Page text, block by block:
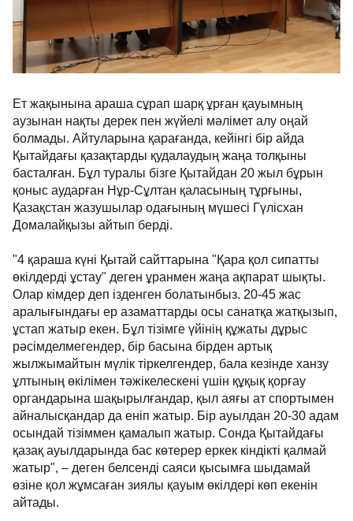
Ет жақынына араша сұрап шарқ ұрған қауымның
аузынан нақты дерек пен жүйелі мәлімет алу оңай
болмады. Айтуларына қарағанда, кейінгі бір айда
Қытайдағы қазақтарды қудалаудың жаңа толқыны
басталған. Бұл туралы бізге Қытайдан 20 жыл бұрын
қоныс аударған Нұр-Сұлтан қаласының тұрғыны,
Қазақстан жазушылар одағының мүшесі Гүлісхан
Домалайқызы айтып берді.
"4 қараша күні Қытай сайттарына "Қара қол сипатты
өкілдерді ұстау" деген ұранмен жаңа ақпарат шықты.
Олар кімдер деп ізденген болатынбыз. 20-45 жас
аралығындағы ер азаматтарды осы санатқа жатқызып,
ұстап жатыр екен. Бұл тізімге үйінің құжаты дұрыс
рәсімделмегендер, бір басына бірден артық
жылжымайтын мүлік тіркелгендер, бала кезінде ханзу
ұлтының өкілімен тәжікелескені үшін құқық қорғау
органдарына шақырылғандар, қыл аяғы ат спортымен
айналысқандар да еніп жатыр. Бір ауылдан 20-30 адам
осындай тізіммен қамалып жатыр. Сонда Қытайдағы
қазақ ауылдарында бас көтерер еркек кіндікті қалмай
жатыр", – деген белсенді саяси қысымға шыдамай
өзіне қол жұмсаған зиялы қауым өкілдері көп екенін
айтады.